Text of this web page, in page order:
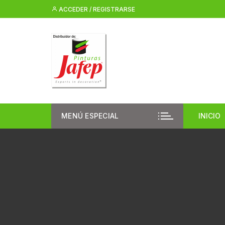
al
ACCEDER / REGISTRARSE
MENÚ ESPECIAL INICIO